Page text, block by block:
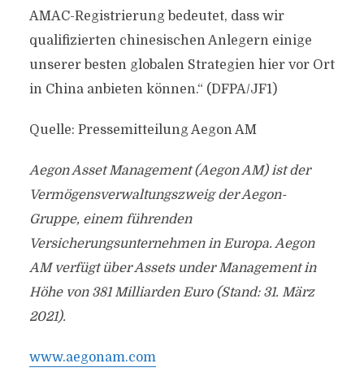
AMAC-Registrierung bedeutet, dass wir
qualifizierten chinesischen Anlegern einige
unserer besten globalen Strategien hier vor Ort
in China anbieten können.“ (DFPA/JF1)
Quelle: Pressemitteilung Aegon AM
Aegon Asset Management (Aegon AM) ist der
Vermögensverwaltungszweig der Aegon-
Gruppe, einem führenden
Versicherungsunternehmen in Europa. Aegon
AM verfügt über Assets under Management in
Höhe von 381 Milliarden Euro (Stand: 31. März
2021).
www.aegonam.com